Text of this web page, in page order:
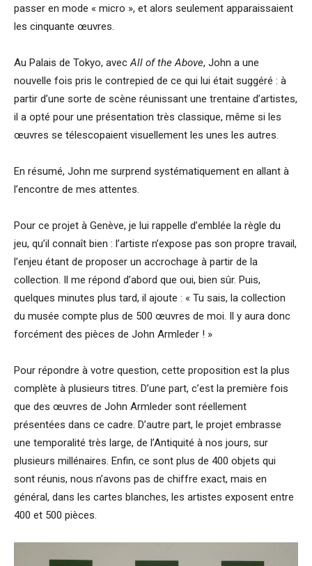
passer en mode « micro », et alors seulement apparaissaient
les cinquante œuvres.
Au Palais de Tokyo, avecAll of the Above, John a une
nouvelle fois pris le contrepied de ce qui lui était suggéré : à
partir d’une sorte de scène réunissant une trentaine d’artistes,
il a opté pour une présentation très classique, même si les
œuvres se télescopaient visuellement les unes les autres.
En résumé, John me surprend systématiquement en allant à
l’encontre de mes attentes.
Pour ce projet à Genève, je lui rappelle d’emblée la règle du
jeu, qu’il connaît bien : l’artiste n’expose pas son propre travail,
l’enjeu étant de proposer un accrochage à partir de la
collection. Il me répond d’abord que oui, bien sûr. Puis,
quelques minutes plus tard, il ajoute : « Tu sais, la collection
du musée compte plus de 500 œuvres de moi. Il y aura donc
forcément des pièces de John Armleder ! »
Pour répondre à votre question, cette proposition est la plus
complète à plusieurs titres. D’une part, c’est la première fois
que des œuvres de John Armleder sont réellement
présentées dans ce cadre. D’autre part, le projet embrasse
une temporalité très large, de l’Antiquité à nos jours, sur
plusieurs millénaires. Enfin, ce sont plus de 400 objets qui
sont réunis, nous n’avons pas de chiffre exact, mais en
général, dans les cartes blanches, les artistes exposent entre
400 et 500 pièces.